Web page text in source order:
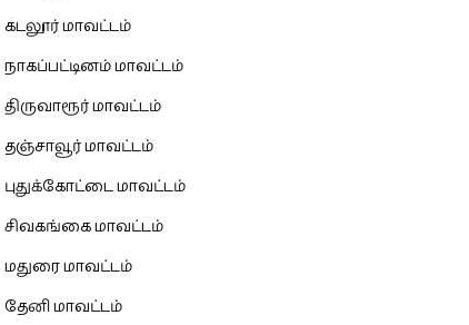
கடலூர் மாவட்டம்
நாகப்பட்டினம் மாவட்டம்
திருவாரூர் மாவட்டம்
தஞ்சாவூர் மாவட்டம்
புதுக்கோட்டை மாவட்டம்
சிவகங்கை மாவட்டம்
மதுரை மாவட்டம்
தேனி மாவட்டம்